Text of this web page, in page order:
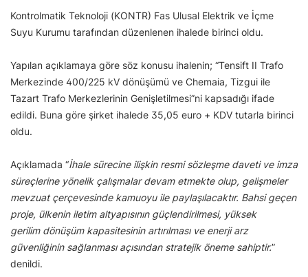
Kontrolmatik Teknoloji (KONTR) Fas Ulusal Elektrik ve İçme
Suyu Kurumu tarafından düzenlenen ihalede birinci oldu.
Yapılan açıklamaya göre söz konusu ihalenin; “Tensift II Trafo
Merkezinde 400/225 kV dönüşümü ve Chemaia, Tizgui ile
Tazart Trafo Merkezlerinin Genişletilmesi”ni kapsadığı ifade
edildi. Buna göre şirket ihalede 35,05 euro + KDV tutarla birinci
oldu.
Açıklamada “İhale sürecine ilişkin resmi sözleşme daveti ve imza
süreçlerine yönelik çalışmalar devam etmekte olup, gelişmeler
mevzuat çerçevesinde kamuoyu ile paylaşılacaktır. Bahsi geçen
proje, ülkenin iletim altyapısının güçlendirilmesi, yüksek
gerilim dönüşüm kapasitesinin artırılması ve enerji arz
güvenliğinin sağlanması açısından stratejik öneme sahiptir.”
denildi.